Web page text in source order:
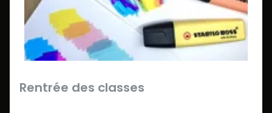
Rentrée des classes